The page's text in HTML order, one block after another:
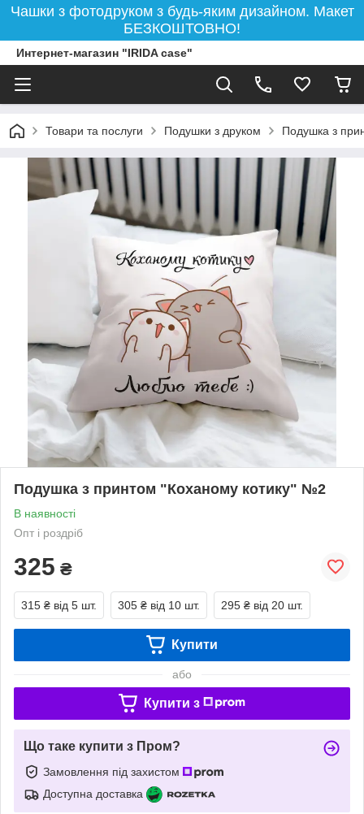
Чашки з фотодруком з будь-яким дизайном. Макет
БЕЗКОШТОВНО!
Интернет-магазин "IRIDA case"
Товари та послуги Подушки з друком Подушка з
Подушка з принтом "Коханому котику" №2
В наявності
Опт і роздріб
325 ₴
315 ₴ від 5 шт. 305 ₴ від 10 шт. 295 ₴ від 20 шт.
Купити
або
Купити з
Що таке купити з Пром?
Замовлення під захистом
Доступна доставка